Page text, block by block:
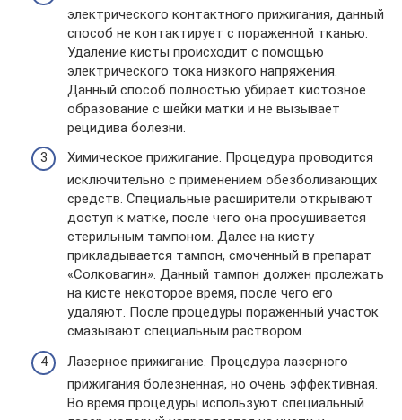
электрического контактного прижигания, данный
способ не контактирует с пораженной тканью.
Удаление кисты происходит с помощью
электрического тока низкого напряжения.
Данный способ полностью убирает кистозное
образование с шейки матки и не вызывает
рецидива болезни.
Химическое прижигание. Процедура проводится
исключительно с применением обезболивающих
средств. Специальные расширители открывают
доступ к матке, после чего она просушивается
стерильным тампоном. Далее на кисту
прикладывается тампон, смоченный в препарат
«Солковагин». Данный тампон должен пролежать
на кисте некоторое время, после чего его
удаляют. После процедуры пораженный участок
смазывают специальным раствором.
Лазерное прижигание. Процедура лазерного
прижигания болезненная, но очень эффективная.
Во время процедуры используют специальный